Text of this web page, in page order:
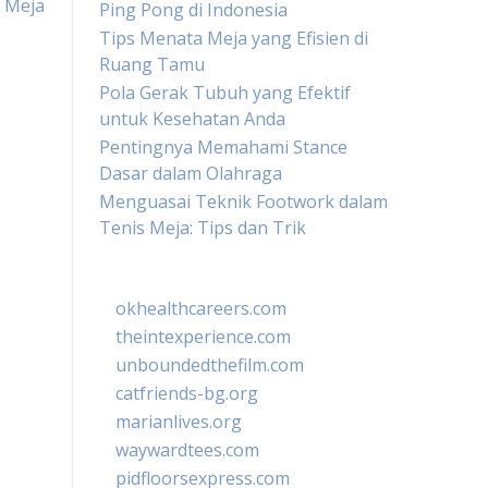
Meja
Ping Pong di Indonesia
Tips Menata Meja yang Efisien di
Ruang Tamu
Pola Gerak Tubuh yang Efektif
untuk Kesehatan Anda
Pentingnya Memahami Stance
Dasar dalam Olahraga
Menguasai Teknik Footwork dalam
Tenis Meja: Tips dan Trik
okhealthcareers.com
theintexperience.com
unboundedthefilm.com
catfriends-bg.org
marianlives.org
waywardtees.com
pidfloorsexpress.com